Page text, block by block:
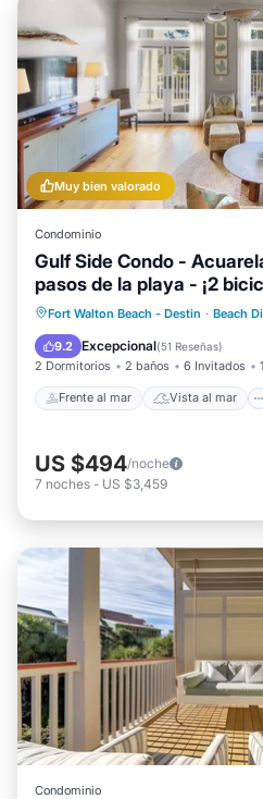
Muy bien valorado
Condominio
Gulf Side Condo -
pasos de la playa - ¡2
Fort Walton Beach - Destin · Beach
9.2 Excepcional(51 Reseñas)
2 Dormitorios 2 baños 6 Invitados
Frente al mar Vista al mar
Frente al mar
Vista
Balcón/Terraza
US $494/noche
7 noches - US $3,459
Condominio